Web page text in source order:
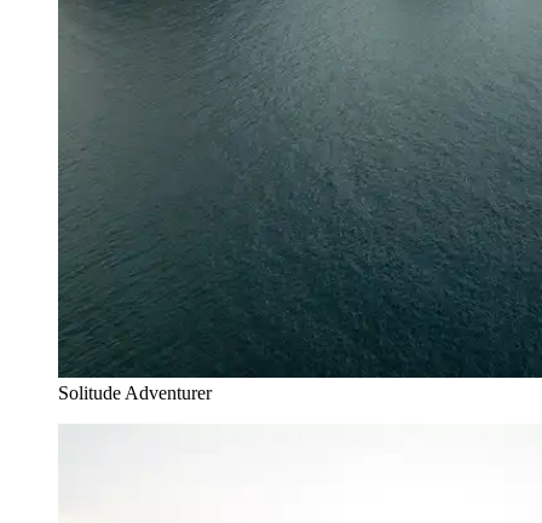
Solitude Adventurer